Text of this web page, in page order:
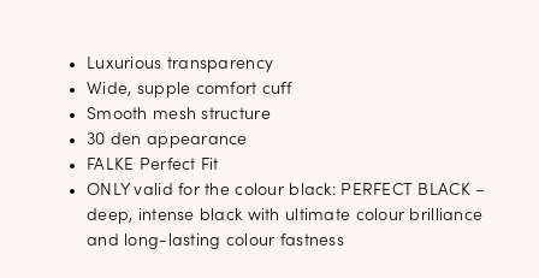
Luxurious transparency
Wide, supple comfort cuff
Smooth mesh structure
30 den appearance
FALKE Perfect Fit
ONLY valid for the colour black: PERFECT BLACK –
deep, intense black with ultimate colour brilliance
and long-lasting colour fastness